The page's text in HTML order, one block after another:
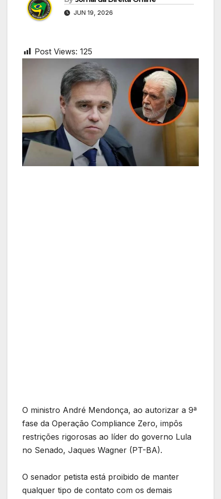
JUN 19, 2026
Post Views: 125
O ministro André Mendonça, ao autorizar a 9ª
fase da Operação Compliance Zero, impôs
restrições rigorosas ao líder do governo Lula
no Senado, Jaques Wagner (PT-BA).
O senador petista está proibido de manter
qualquer tipo de contato com os demais